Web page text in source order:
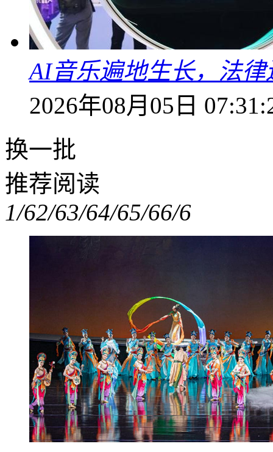
AI音乐遍地生长，法
2026年08月05日
换一批
推荐阅读
1/62/63/64/65/66/6